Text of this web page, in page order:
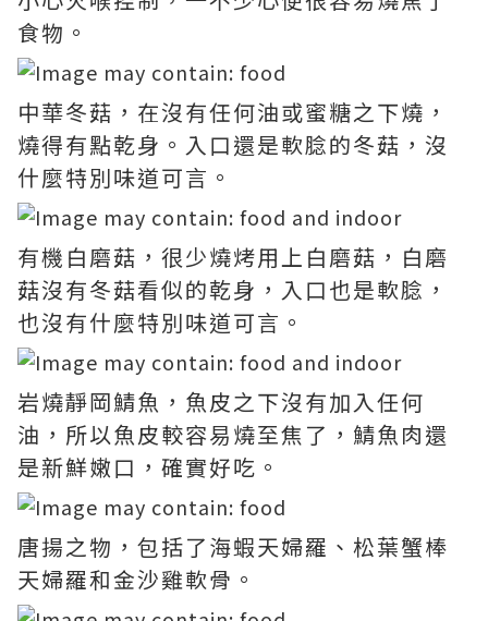
食物。
中華冬菇，在沒有任何油或蜜糖之下燒，
燒得有點乾身。入口還是軟腍的冬菇，沒
什麼特別味道可言。
有機白磨菇，很少燒烤用上白磨菇，白磨
菇沒有冬菇看似的乾身，入口也是軟腍，
也沒有什麼特別味道可言。
岩燒靜岡鯖魚，魚皮之下沒有加入任何
油，所以魚皮較容易燒至焦了，鯖魚肉還
是新鮮嫩口，確實好吃。
唐揚之物，包括了海蝦天婦羅、松葉蟹棒
天婦羅和金沙雞軟骨。